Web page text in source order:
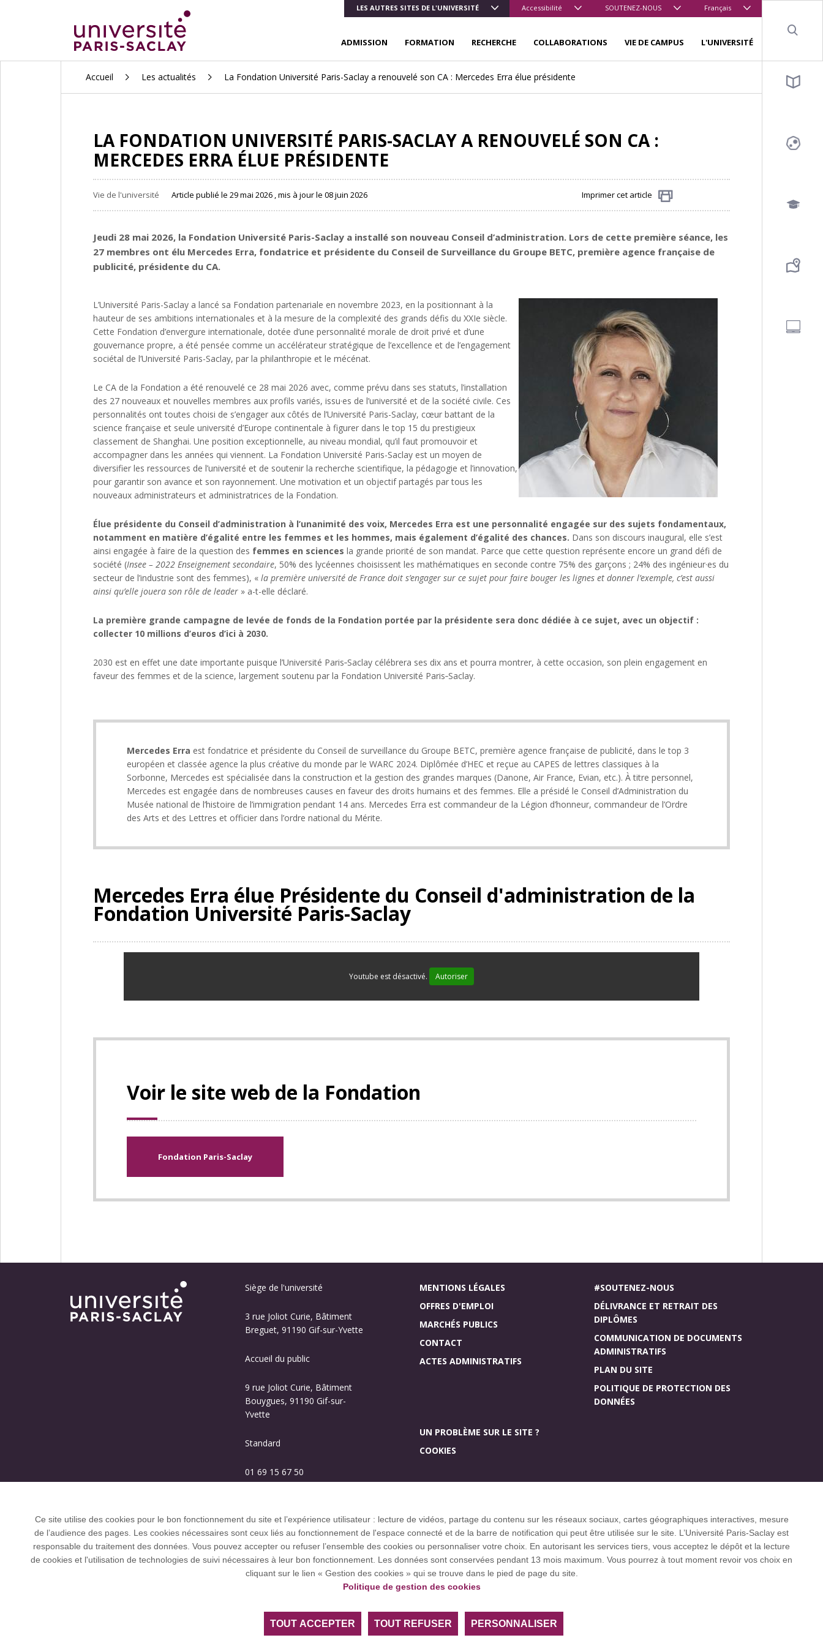
LES AUTRES SITES DE L'UNIVERSITÉ Accessibilité SOUTENEZ-NOUS Français
ADMISSION FORMATION RECHERCHE COLLABORATIONS VIE DE CAMPUS L'UNIVERSITÉ
Accueil Les actualités La Fondation Université Paris-Saclay a renouvelé son CA : Mercedes Erra élue présidente
LA FONDATION UNIVERSITÉ PARIS-SACLAY A RENOUVELÉ SON CA :
MERCEDES ERRA ÉLUE PRÉSIDENTE
Vie de l'université Article publié le 29 mai 2026 , mis à jour le 08 juin 2026 Imprimer cet article
Jeudi 28 mai 2026, la Fondation Université Paris-Saclay a installé son nouveau Conseil d’administration. Lors de cette première séance, les
27 membres ont élu Mercedes Erra, fondatrice et présidente du Conseil de Surveillance du Groupe BETC, première agence française de
publicité, présidente du CA.
L’Université Paris-Saclay a lancé sa Fondation partenariale en novembre 2023, en la positionnant à la
hauteur de ses ambitions internationales et à la mesure de la complexité des grands défis du XXIe siècle.
Cette Fondation d’envergure internationale, dotée d’une personnalité morale de droit privé et d’une
gouvernance propre, a été pensée comme un accélérateur stratégique de l’excellence et de l’engagement
sociétal de l’Université Paris-Saclay, par la philanthropie et le mécénat.
Le CA de la Fondation a été renouvelé ce 28 mai 2026 avec, comme prévu dans ses statuts, l’installation
des 27 nouveaux et nouvelles membres aux profils variés, issu·es de l’université et de la société civile. Ces
personnalités ont toutes choisi de s’engager aux côtés de l’Université Paris-Saclay, cœur battant de la
science française et seule université d’Europe continentale à figurer dans le top 15 du prestigieux
classement de Shanghai. Une position exceptionnelle, au niveau mondial, qu’il faut promouvoir et
accompagner dans les années qui viennent. La Fondation Université Paris-Saclay est un moyen de
diversifier les ressources de l’université et de soutenir la recherche scientifique, la pédagogie et l’innovation,
pour garantir son avance et son rayonnement. Une motivation et un objectif partagés par tous les
nouveaux administrateurs et administratrices de la Fondation.
Élue présidente du Conseil d’administration à l’unanimité des voix, Mercedes Erra est une personnalité engagée sur des sujets fondamentaux,
notamment en matière d’égalité entre les femmes et les hommes, mais également d’égalité des chances. Dans son discours inaugural, elle s’est
ainsi engagée à faire de la question des femmes en sciences la grande priorité de son mandat. Parce que cette question représente encore un grand défi de
société (Insee – 2022 Enseignement secondaire, 50% des lycéennes choisissent les mathématiques en seconde contre 75% des garçons ; 24% des ingénieur·es du
secteur de l’industrie sont des femmes), « la première université de France doit s’engager sur ce sujet pour faire bouger les lignes et donner l’exemple, c’est aussi
ainsi qu’elle jouera son rôle de leader » a-t-elle déclaré.
La première grande campagne de levée de fonds de la Fondation portée par la présidente sera donc dédiée à ce sujet, avec un objectif :
collecter 10 millions d’euros d’ici à 2030.
2030 est en effet une date importante puisque l’Université Paris‑Saclay célébrera ses dix ans et pourra montrer, à cette occasion, son plein engagement en
faveur des femmes et de la science, largement soutenu par la Fondation Université Paris‑Saclay.
Mercedes Erra est fondatrice et présidente du Conseil de surveillance du Groupe BETC, première agence française de publicité, dans le top 3
européen et classée agence la plus créative du monde par le WARC 2024. Diplômée d’HEC et reçue au CAPES de lettres classiques à la
Sorbonne, Mercedes est spécialisée dans la construction et la gestion des grandes marques (Danone, Air France, Evian, etc.). À titre personnel,
Mercedes est engagée dans de nombreuses causes en faveur des droits humains et des femmes. Elle a présidé le Conseil d’Administration du
Musée national de l’histoire de l’immigration pendant 14 ans. Mercedes Erra est commandeur de la Légion d’honneur, commandeur de l’Ordre
des Arts et des Lettres et officier dans l’ordre national du Mérite.
Mercedes Erra élue Présidente du Conseil d'administration de la
Fondation Université Paris-Saclay
Youtube est désactivé. Autoriser
Voir le site web de la Fondation
Fondation Paris-Saclay
Siège de l'université
3 rue Joliot Curie, Bâtiment
Breguet, 91190 Gif-sur-Yvette
Accueil du public
9 rue Joliot Curie, Bâtiment
Bouygues, 91190 Gif-sur-
Yvette
Standard
01 69 15 67 50
MENTIONS LÉGALES
OFFRES D'EMPLOI
MARCHÉS PUBLICS
CONTACT
ACTES ADMINISTRATIFS
#SOUTENEZ-NOUS
DÉLIVRANCE ET RETRAIT DES
DIPLÔMES
COMMUNICATION DE DOCUMENTS
ADMINISTRATIFS
PLAN DU SITE
POLITIQUE DE PROTECTION DES
DONNÉES
UN PROBLÈME SUR LE SITE ?
COOKIES
L’Université Paris-Saclay coordonne l'Alliance européenne EUGLOH et est membre des réseaux européens et internationaux CESAER, EUA, EUF, LERU, U7+
Ce site utilise des cookies pour le bon fonctionnement du site et l’expérience utilisateur : lecture de vidéos, partage du contenu sur les réseaux sociaux, cartes géographiques interactives, mesure
de l’audience des pages. Les cookies nécessaires sont ceux liés au fonctionnement de l'espace connecté et de la barre de notification qui peut être utilisée sur le site. L’Université Paris-Saclay est
responsable du traitement des données. Vous pouvez accepter ou refuser l’ensemble des cookies ou personnaliser votre choix. En autorisant les services tiers, vous acceptez le dépôt et la lecture
de cookies et l'utilisation de technologies de suivi nécessaires à leur bon fonctionnement. Les données sont conservées pendant 13 mois maximum. Vous pourrez à tout moment revoir vos choix en
cliquant sur le lien « Gestion des cookies » qui se trouve dans le pied de page du site.
Politique de gestion des cookies
TOUT ACCEPTER TOUT REFUSER PERSONNALISER